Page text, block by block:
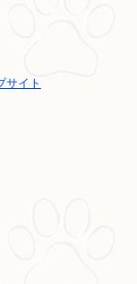
サイト